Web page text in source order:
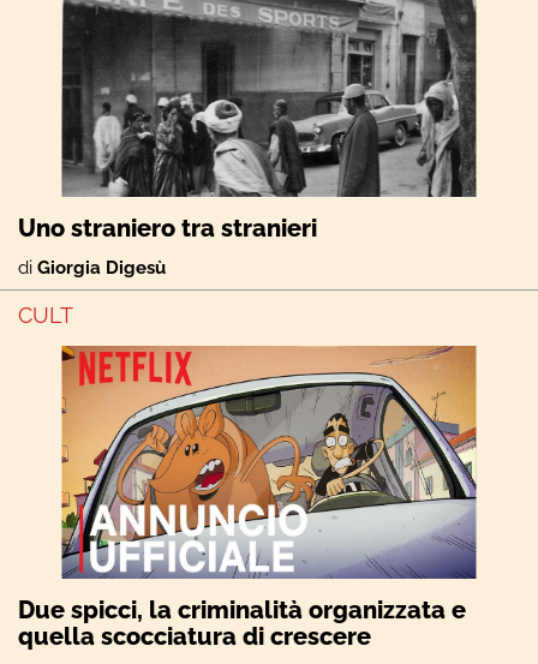
Uno straniero tra stranieri
di Giorgia Digesù
CULT
Due spicci, la criminalità organizzata e
quella scocciatura di crescere